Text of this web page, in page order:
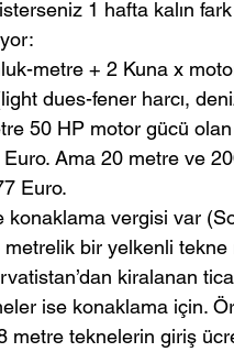
1 hafta kalın
metre + 2 Kuna x
dues-fener harcı,
50 HP motor gücü
Ama 20 metre ve
Euro.
vergisi var
bir yelkenli tekne
kiralanan
ise konaklama için.
metre teknelerin giriş